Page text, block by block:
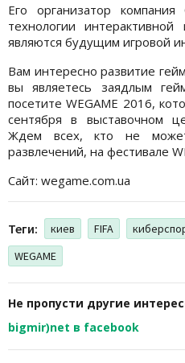
Его организатор компания
технологии
являются будущим игровой
Вам интересно развитие
вы являетесь заядлым
посетите WEGAME 2016,
сентября в выставочном
Ждем всех, кто не
развлечений, на фестивале
Сайт: wegame.com.ua
Теги: киев FIFA
WEGAME
Не пропусти другие
bigmir)net в facebook